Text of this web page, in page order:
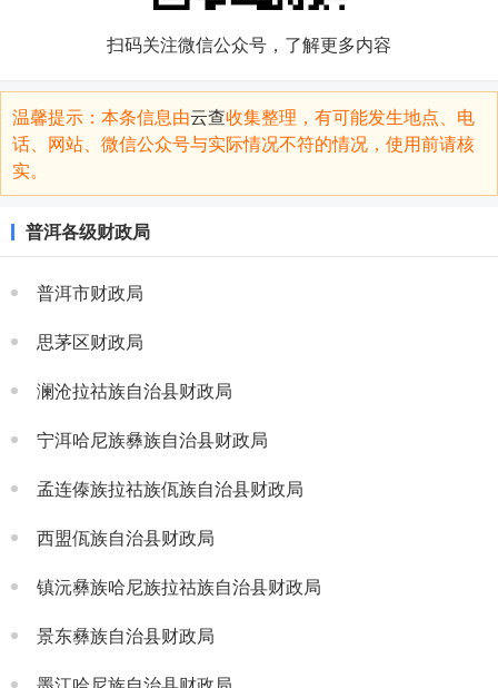
扫码关注微信公众号，了解更多内容
温馨提示：本条信息由云查收集整理，有可能发生地点、电
话、网站、微信公众号与实际情况不符的情况，使用前请核
实。
普洱各级财政局
普洱市财政局
思茅区财政局
澜沧拉祜族自治县财政局
宁洱哈尼族彝族自治县财政局
孟连傣族拉祜族佤族自治县财政局
西盟佤族自治县财政局
镇沅彝族哈尼族拉祜族自治县财政局
景东彝族自治县财政局